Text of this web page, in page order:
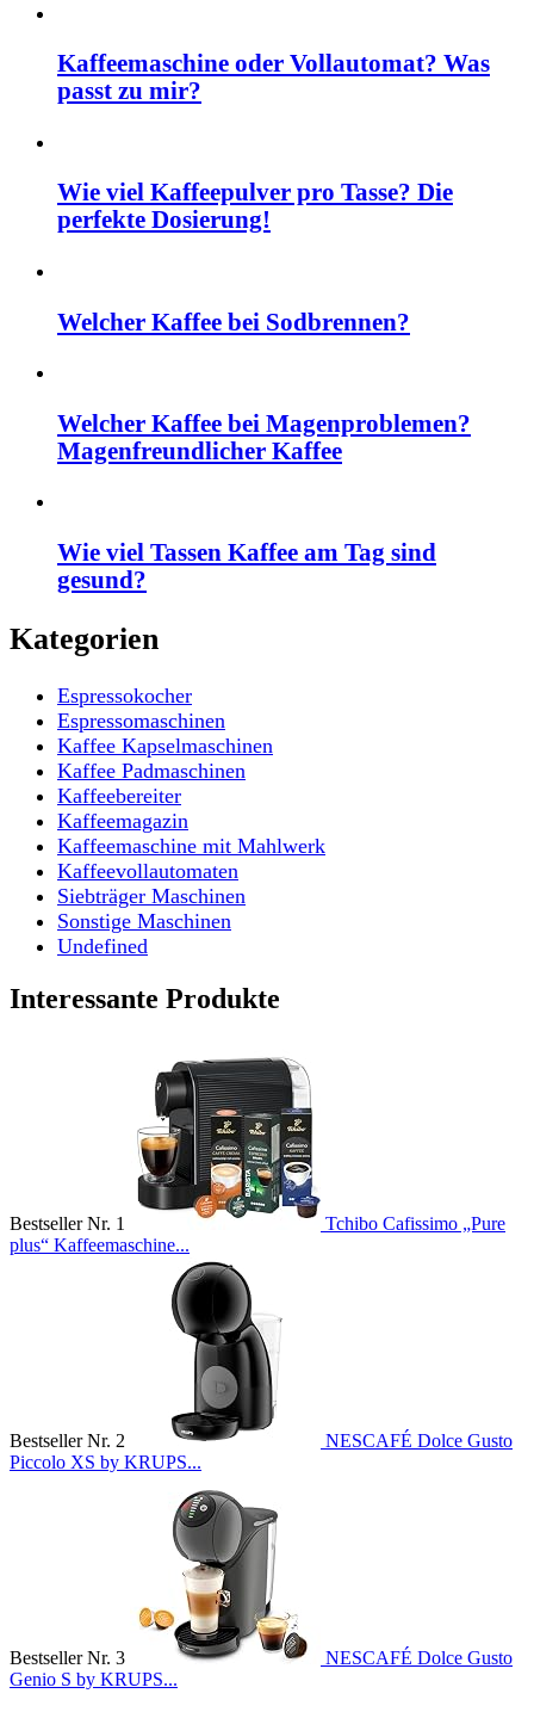
Kaffeemaschine oder Vollautomat? Was
passt zu mir?
Wie viel Kaffeepulver pro Tasse? Die
perfekte Dosierung!
Welcher Kaffee bei Sodbrennen?
Welcher Kaffee bei Magenproblemen?
Magenfreundlicher Kaffee
Wie viel Tassen Kaffee am Tag sind
gesund?
Kategorien
Espressokocher
Espressomaschinen
Kaffee Kapselmaschinen
Kaffee Padmaschinen
Kaffeebereiter
Kaffeemagazin
Kaffeemaschine mit Mahlwerk
Kaffeevollautomaten
Siebträger Maschinen
Sonstige Maschinen
Undefined
Interessante Produkte
Bestseller Nr. 1
Tchibo Cafissimo „Pure
plus“ Kaffeemaschine...
Bestseller Nr. 2
NESCAFÉ Dolce Gusto
Piccolo XS by KRUPS...
Bestseller Nr. 3
NESCAFÉ Dolce Gusto
Genio S by KRUPS...